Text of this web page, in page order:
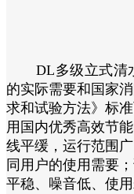
DL多级立式清水
的实际需要和国家
求和试验方法》标
用国内优秀高效节
线平缓，运行范围
同用户的使用需要
平稳、噪音低、使